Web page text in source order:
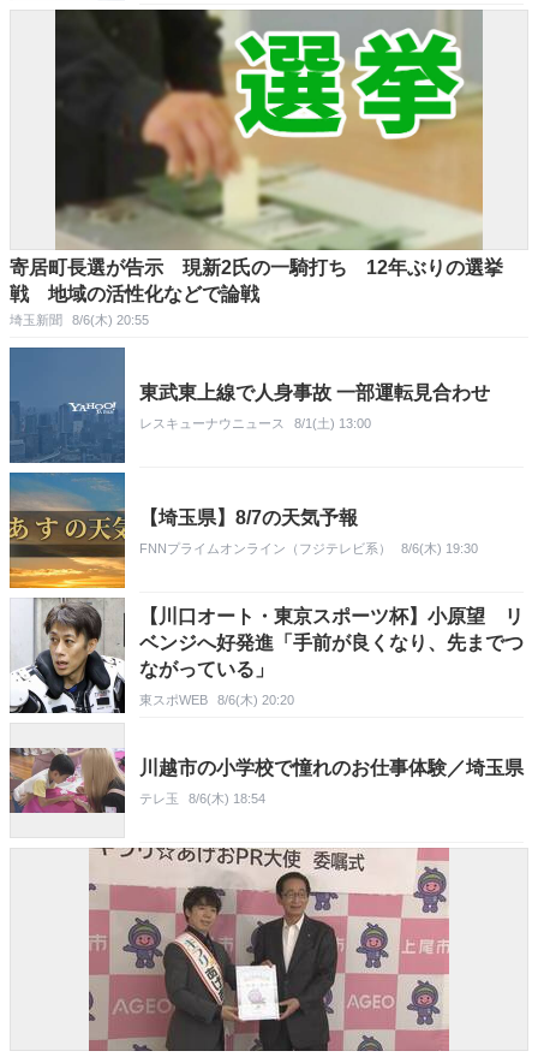
寄居町長選が告示 現新2氏の一騎打ち 12年ぶりの選挙
戦 地域の活性化などで論戦
埼玉新聞 8/6(木) 20:55
東武東上線で人身事故 一部運転見合わせ
レスキューナウニュース 8/1(土) 13:00
【埼玉県】8/7の天気予報
FNNプライムオンライン（フジテレビ系） 8/6(木) 19:30
【川口オート・東京スポーツ杯】小原望 リ
ベンジへ好発進「手前が良くなり、先までつ
ながっている」
東スポWEB 8/6(木) 20:20
川越市の小学校で憧れのお仕事体験／埼玉県
テレ玉 8/6(木) 18:54